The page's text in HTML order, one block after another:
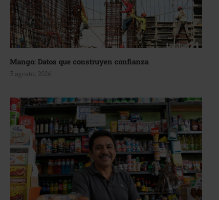
Mango: Datos que construyen confianza
3 agosto, 2026